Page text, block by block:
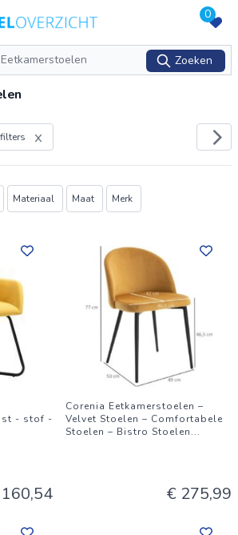
0
Zoeken
Materiaal Maat Merk
st - stof -
Corenia Eetkamerstoelen –
Velvet Stoelen – Comfortabele
Stoelen – Bistro Stoelen...
€ 275,99